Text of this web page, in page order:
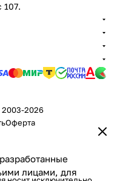
лицами, для
107.
2003-2026
Оферта